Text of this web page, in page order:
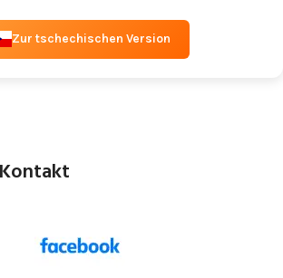
Zur tschechischen Version